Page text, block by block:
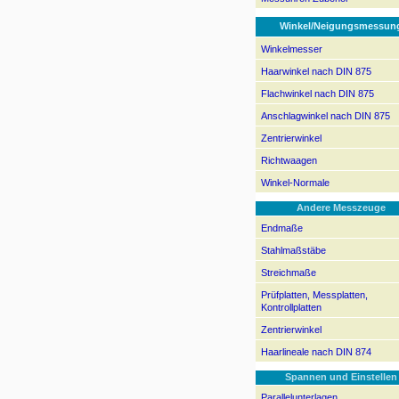
Winkel/
Winkelmesser
Haarwinkel nach DIN 875
Flachwinkel nach DIN 875
Anschlagwinkel nach DIN 875
Zentrierwinkel
Richtwaagen
Winkel-Normale
Andere Messzeuge
Endmaße
Stahlmaßstäbe
Streichmaße
Prüfplatten, Messplatten,
Kontrollplatten
Zentrierwinkel
Haarlineale nach DIN 874
Spannen und Einstellen